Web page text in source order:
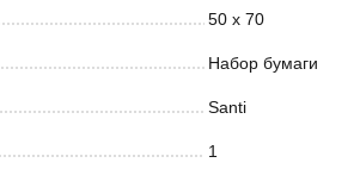
50 х 70
Набор бумаги
Santi
1